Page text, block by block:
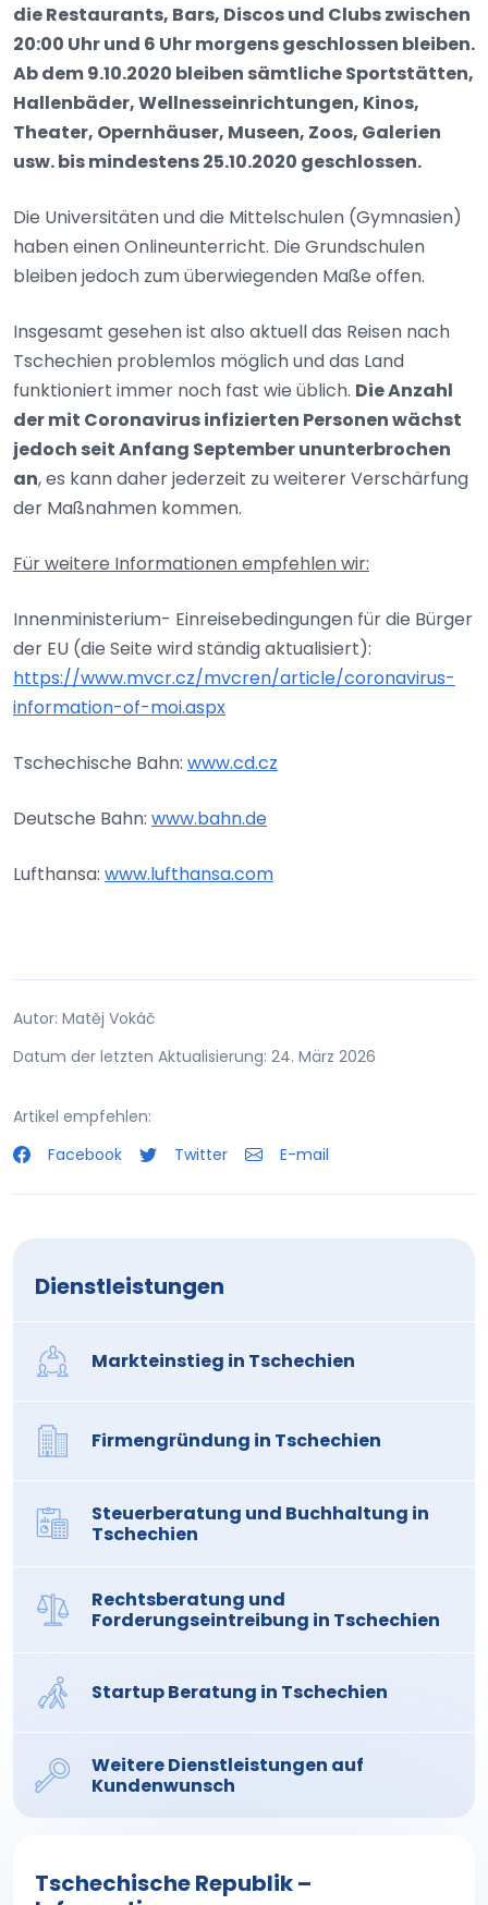
die Restaurants, Bars, Discos und Clubs zwischen
20:00 Uhr und 6 Uhr morgens geschlossen bleiben.
Ab dem 9.10.2020 bleiben sämtliche Sportstätten,
Hallenbäder, Wellnesseinrichtungen, Kinos,
Theater, Opernhäuser, Museen, Zoos, Galerien
usw. bis mindestens 25.10.2020 geschlossen.
Die Universitäten und die Mittelschulen (Gymnasien)
haben einen Onlineunterricht. Die Grundschulen
bleiben jedoch zum überwiegenden Maße offen.
Insgesamt gesehen ist also aktuell das Reisen nach
Tschechien problemlos möglich und das Land
funktioniert immer noch fast wie üblich. Die Anzahl
der mit Coronavirus infizierten Personen wächst
jedoch seit Anfang September ununterbrochen
an, es kann daher jederzeit zu weiterer Verschärfung
der Maßnahmen kommen.
Für weitere Informationen empfehlen wir:
Innenministerium- Einreisebedingungen für die Bürger
der EU (die Seite wird ständig aktualisiert):
https://www.mvcr.cz/mvcren/article/coronavirus-
information-of-moi.aspx
Tschechische Bahn: www.cd.cz
Deutsche Bahn: www.bahn.de
Lufthansa: www.lufthansa.com
Autor: Matěj Vokáč
Datum der letzten Aktualisierung: 24. März 2026
Artikel empfehlen:
Facebook
Twitter E-mail
Dienstleistungen
Markteinstieg in Tschechien
Firmengründung in Tschechien
Steuerberatung und Buchhaltung in
Tschechien
Rechtsberatung und
Forderungseintreibung in Tschechien
Startup Beratung in Tschechien
Weitere Dienstleistungen auf
Kundenwunsch
Tschechische Republik –